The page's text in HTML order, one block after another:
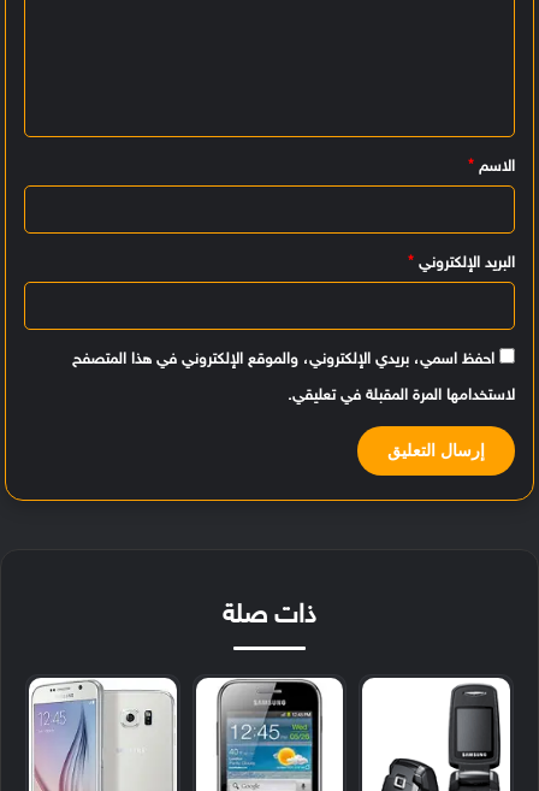
ي
ق
الاسم *
البريد الإلكتروني *
احفظ اسمي، بريدي الإلكتروني، والموقع الإلكتروني في هذا المتصفح
لاستخدامها المرة المقبلة في تعليقي.
ذات صلة